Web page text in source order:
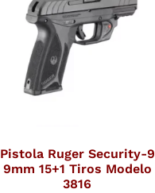
Pistola Ruger Security-9
9mm 15+1 Tiros Modelo
3816